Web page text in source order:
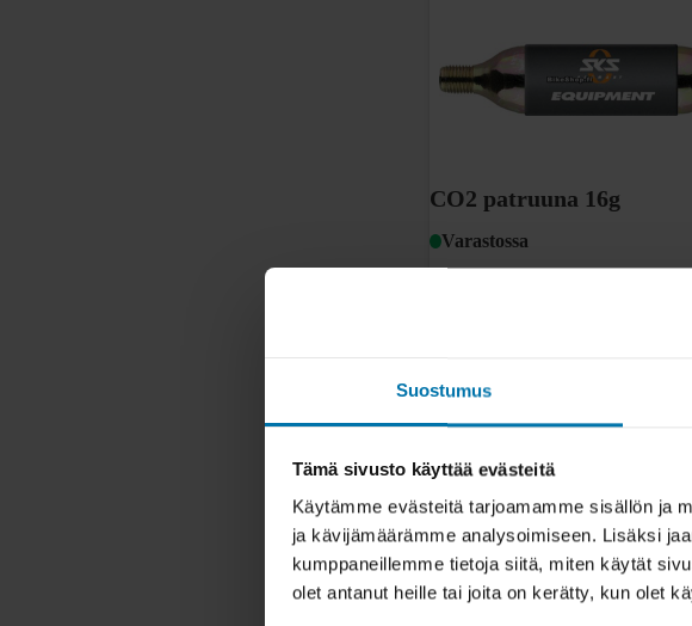
Suostumus
Tämä sivusto käyttää evästeitä
Käytämme evästeitä tarjoamamme sisällön ja
ja kävijämäärämme analysoimiseen. Lisäksi
kumppaneillemme tietoja siitä, miten käytät
olet antanut heille tai joita on kerätty, kun olet
CO2 patruuna 16g
Varastossa